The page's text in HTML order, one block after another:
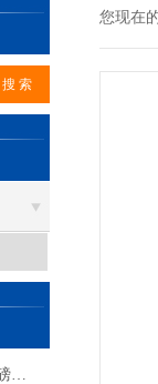
伊川50T汽车衡（孟津50T汽车磅）管城30T地磅）兴山防爆汽车衡维修
您现在